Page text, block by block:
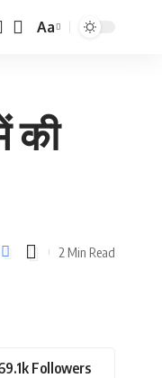
Font
Aa
की
2 Min Read
Followers